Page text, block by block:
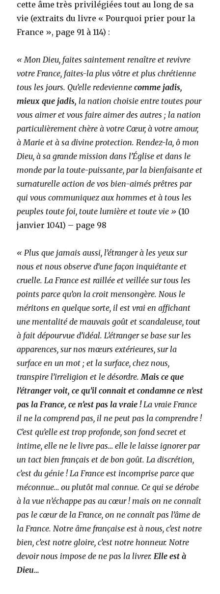
cette âme très privilégiées tout au long de sa
vie (extraits du livre « Pourquoi prier pour la
France », page 91 à 114) :
« Mon Dieu, faites saintement renaître et revivre
votre France, faites-la plus vôtre et plus chrétienne
tous les jours. Qu’elle redeviennecomme jadis,
mieux que jadis, la nation choisie entre toutes pour
vous aimer et vous faire aimer des autres ; la nation
particulièrement chère à votre Cœur, à votre amour,
à Marie et à sa divine protection. Rendez-la, ô mon
Dieu, à sa grande mission dans l’Église et dans le
monde par la toute-puissante, par la bienfaisante et
surnaturelle action de vos bien-aimés prêtres par
qui vous communiquez aux hommes et à tous les
peuples toute foi, toute lumière et toute vie » (10
janvier 1041) – page 98
« Plus que jamais aussi, l’étranger à les yeux sur
nous et nous observe d’une façon inquiétante et
cruelle. La France est raillée et veillée sur tous les
points parce qu’on la croit mensongère. Nous le
méritons en quelque sorte, il est vrai en affichant
une mentalité de mauvais goût et scandaleuse, tout
à fait dépourvue d’idéal. L’étranger se base sur les
apparences, sur nos mœurs extérieures, sur la
surface en un mot ; et la surface, chez nous,
transpire l’irreligion et le désordre.Mais ce que
l’étranger voit, ce qu’il connait et condamne ce n’est
pas la France, ce n’est pas la vraie !La vraie France
il ne la comprend pas, il ne peut pas la comprendre !
C’est qu’elle est trop profonde, son fond secret et
intime, elle ne le livre pas… elle le laisse ignorer par
un tact bien français et de bon goût. La discrétion,
c’est du génie ! La France est incomprise parce que
méconnue… ou plutôt mal connue. Ce qui se dérobe
à la vue n’échappe pas au cœur ! mais on ne connaît
pas le cœur de la France, on ne connaît pas l’âme de
la France. Notre âme française est à nous, c’est notre
bien, c’est notre gloire, c’est notre honneur. Notre
devoir nous impose de ne pas la livrer.Elle est à
Dieu…